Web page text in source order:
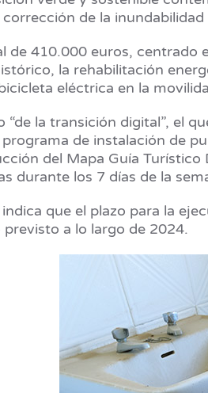
de la
de 410.000 euros, centrado
la rehabilitación
eléctrica en la
“de la transición digital”, el
de instalación de
del Mapa Guía
durante los 7 días de la
que el plazo para la
a lo largo de 2024.